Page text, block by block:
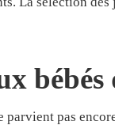
bébés
parvient pas